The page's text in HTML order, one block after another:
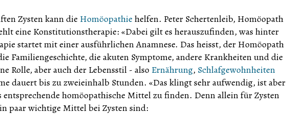
Zysten kann die Homöopathie helfen. Peter Schertenleib, Homöopath
eine Konstitutionstherapie: «Dabei gilt es herauszufinden, was hinter
startet mit einer ausführlichen Anamnese. Das heisst, der Homöopath
Familiengeschichte, die akuten Symptome, andere Krankheiten und die
Rolle, aber auch der Lebensstil - also Ernährung, Schlafgewohnheiten
dauert bis zu zweieinhalb Stunden. «Das klingt sehr aufwendig, ist aber
homöopathische Mittel zu finden. Denn allein für Zysten
paar wichtige Mittel bei Zysten sind: